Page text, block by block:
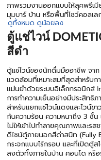
ภาพรวมงานออกแบบให้ลุคพรีเ
มุมบาร์ บ้าน หรือพื้นที่โชว์คอลเล
ดูทั้งหมด ดูน้อยลง
ตู้แช่ไวน์
สีดำ
ตู้แช่ไวน์ของนักดื่มมืออาชีพ จา
แวดล้อมที่เหมาะสมที่สุดสำหรับ
แม่นยำด้วยระบบอิเล็กทรอนิกส์
การทำความเย็นอย่างมีประสิท
สำหรับแยกแช่ไวน์แดงและไวน์ข
กันความร้อน ความหนาถึง 3 ชั้
ไม่ให้เข้าไปทำลายคุณภาพและร
ดีไซน์ตู้ภายนอกสีดำสนิท (Fully
กระจกแบบไร้กรอบ และที่เปิด
ลงตัวทั้งภายในบ้าน คอนโด หรือ